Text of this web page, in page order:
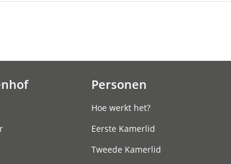
Personen
Hoe werkt het?
Eerste Kamerlid
Tweede Kamerlid